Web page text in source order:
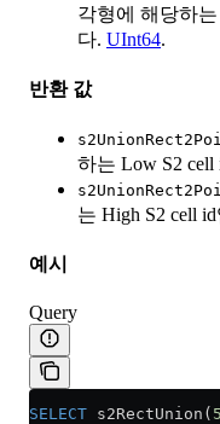
각형에 해당하는
다. UInt64.
반환 값
하는 Low S2 cell
는 High S2 cell
예시
Query
SELECT s2RectUnion(